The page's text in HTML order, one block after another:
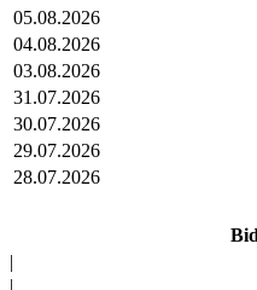
05.08.2026
04.08.2026
03.08.2026
31.07.2026
30.07.2026
29.07.2026
28.07.2026
Bid
|
|